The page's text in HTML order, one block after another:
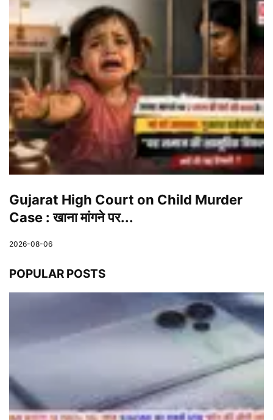
Gujarat High Court on Child Murder
Case : खाना मांगने पर...
2026-08-06
POPULAR POSTS